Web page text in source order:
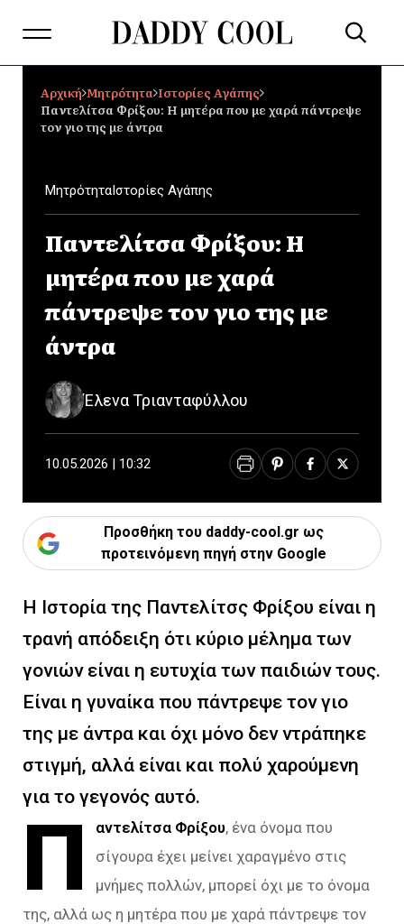
Αρχική Μητρότητα Ιστορίες Αγάπης
Παντελίτσα Φρίξου: Η μητέρα που με χαρά πάντρεψε
τον γιο της με άντρα
ΜητρότηταΙστορίες Αγάπης
Παντελίτσα Φρίξου: Η
μητέρα που με χαρά
πάντρεψε τον γιο της με
άντρα
Έλενα Τριανταφύλλου
10.05.2026 | 10:32
Προσθήκη του daddy-cool.gr ως
προτεινόμενη πηγή στην Google
Η Ιστορία της Παντελίτσς Φρίξου είναι η
τρανή απόδειξη ότι κύριο μέλημα των
γονιών είναι η ευτυχία των παιδιών τους.
Είναι η γυναίκα που πάντρεψε τον γιο
της με άντρα και όχι μόνο δεν ντράπηκε
στιγμή, αλλά είναι και πολύ χαρούμενη
για το γεγονός αυτό.
Π αντελίτσα Φρίξου, ένα όνομα που
σίγουρα έχει μείνει χαραγμένο στις
μνήμες πολλών, μπορεί όχι με το όνομα
της, αλλά ως η μητέρα που με χαρά πάντρεψε τον